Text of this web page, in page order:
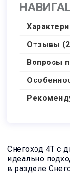
Светодиодная
18 000₽
Отзывы
Вопросы
Снегоход 4Т с
идеально
в разделе